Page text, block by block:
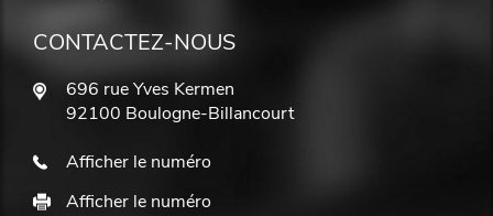
CONTACTEZ-NOUS
696 rue Yves Kermen
92100 Boulogne-Billancourt
Afficher le numéro
Afficher le numéro